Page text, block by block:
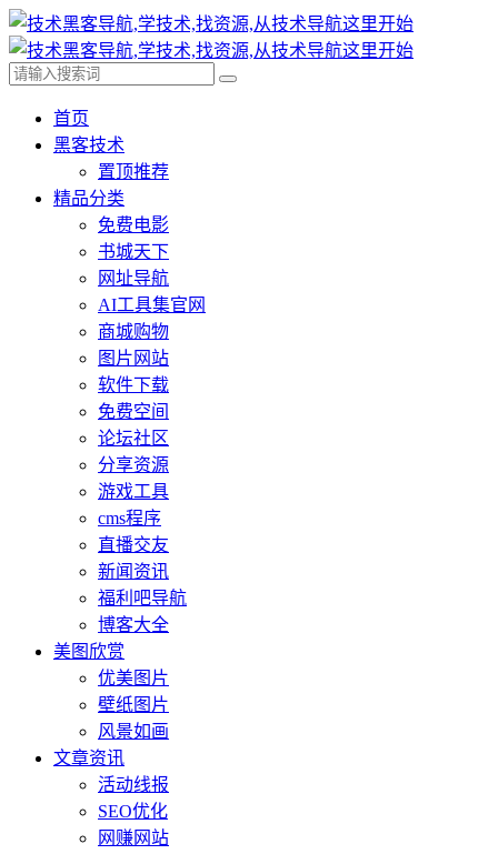
首页
黑客技术
置顶推荐
精品分类
免费电影
书城天下
网址导航
AI工具集官网
商城购物
图片网站
软件下载
免费空间
论坛社区
分享资源
游戏工具
cms程序
直播交友
新闻资讯
福利吧导航
博客大全
美图欣赏
优美图片
壁纸图片
风景如画
文章资讯
活动线报
SEO优化
网赚网站